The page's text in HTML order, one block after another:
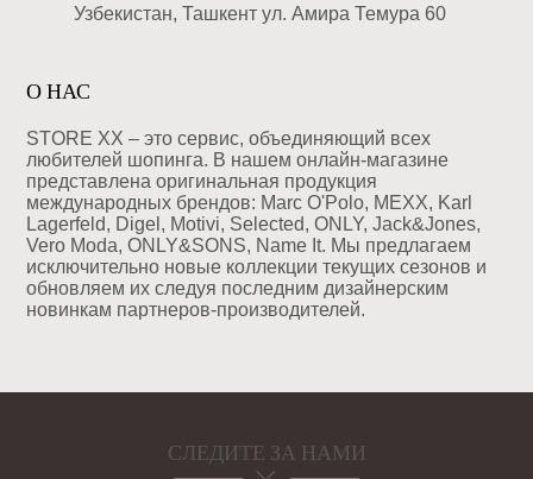
Узбекистан, Ташкент ул. Амира Темура 60
О НАС
STORE XX – это сервис, объединяющий всех
любителей шопинга. В нашем онлайн-магазине
представлена оригинальная продукция
международных брендов: Marc O'Polo, MEXX, Karl
Lagerfeld, Digel, Motivi, Selected, ONLY, Jack&Jones,
Vero Moda, ONLY&SONS, Name It. Мы предлагаем
исключительно новые коллекции текущих сезонов и
обновляем их следуя последним дизайнерским
новинкам партнеров-производителей.
СЛЕДИТЕ ЗА НАМИ